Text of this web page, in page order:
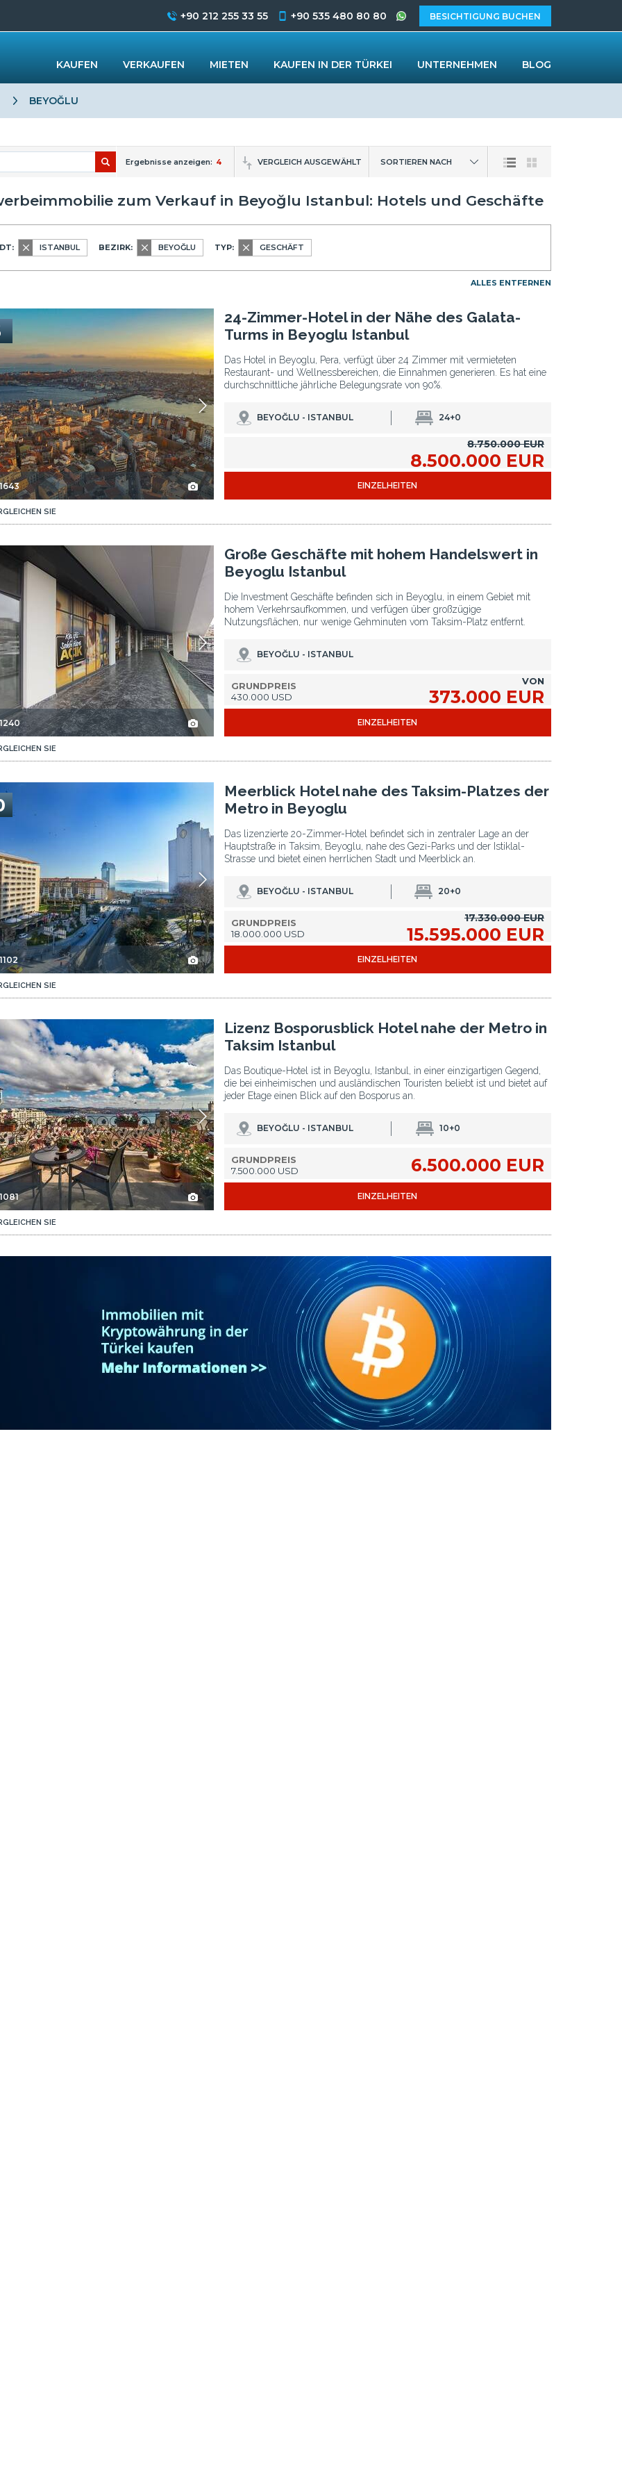
BEYOĞLU
Ergebnisse anzeigen: 4 VERGLEICH AUSGEWÄHLT SORTIEREN NACH
zum Verkauf in Beyoğlu Istanbul: Hotels und Geschäfte
ISTANBUL BEZIRK: BEYOĞLU TYP: GESCHÄFT
ALLES ENTFERNEN
Istanbul 2
24-zimmer-hotel In Der Nähe Des Galata-turms In Beyoglu Istanbul 324-Zimmer-Hotel in der Nähe des Galata-
Turms in Beyoglu Istanbul
Das Hotel in Beyoglu, Pera, verfügt über 24 Zimmer mit vermieteten
Restaurant- und Wellnessbereichen, die Einnahmen generieren. Es hat eine
durchschnittliche jährliche Belegungsrate von 90%.
BEYOĞLU - ISTANBUL 24+0
8.750.000 EUR
8.500.000 EUR
EINZELHEITEN
SIE
2Große Geschäfte Mit Hohem Handelswert In Beyoglu Istanbul 3Große Geschäfte mit hohem Handelswert in
Beyoglu Istanbul
Die Investment Geschäfte befinden sich in Beyoglu, in einem Gebiet mit
hohem Verkehrsaufkommen, und verfügen über großzügige
Nutzungsflächen, nur wenige Gehminuten vom Taksim-Platz entfernt.
BEYOĞLU - ISTANBUL
GRUNDPREIS
430.000 USD
VON
373.000 EUR
EINZELHEITEN
SIE
2
Meerblick Hotel Nahe Des Taksim-platzes Der Metro In Beyoglu 3Meerblick Hotel nahe des Taksim-Platzes der
Metro in Beyoglu
Das lizenzierte 20-Zimmer-Hotel befindet sich in zentraler Lage an der
Hauptstraße in Taksim, Beyoglu, nahe des Gezi-Parks und der Istiklal-
Strasse und bietet einen herrlichen Stadt und Meerblick an.
BEYOĞLU - ISTANBUL 20+0
GRUNDPREIS
18.000.000 USD
17.330.000 EUR
15.595.000 EUR
EINZELHEITEN
SIE
2
Lizenz Bosporusblick Hotel Nahe Der Metro In Taksim Istanbul 3Lizenz Bosporusblick Hotel nahe der Metro in
Taksim Istanbul
Das Boutique-Hotel ist in Beyoglu, Istanbul, in einer einzigartigen Gegend,
die bei einheimischen und ausländischen Touristen beliebt ist und bietet auf
jeder Etage einen Blick auf den Bosporus an.
BEYOĞLU - ISTANBUL 10+0
GRUNDPREIS
7.500.000 USD
6.500.000 EUR
EINZELHEITEN
SIE
+90 212 255 33 55 +90 535 480 80 80 BESICHTIGUNG BUCHEN
KAUFEN VERKAUFEN MIETEN KAUFEN IN DER TÜRKEI UNTERNEHMEN BLOG